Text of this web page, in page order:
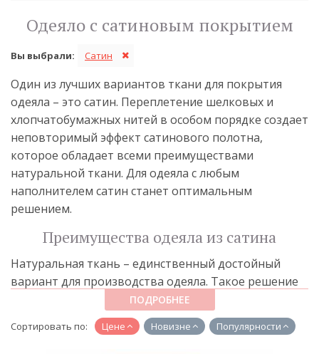
Одеяло с сатиновым покрытием
Вы выбрали: Сатин
Один из лучших вариантов ткани для покрытия
одеяла – это сатин. Переплетение шелковых и
хлопчатобумажных нитей в особом порядке создает
неповторимый эффект сатинового полотна,
которое обладает всеми преимуществами
натуральной ткани. Для одеяла с любым
наполнителем сатин станет оптимальным
решением.
Преимущества одеяла из сатина
Натуральная ткань – единственный достойный
вариант для производства одеяла. Такое решение
не вызовет аллергию, позволит одеялу дышать и
подчеркнет все положительные черты
наполнителя. Даже самый хороший пух или
ПОДРОБНЕЕ
Сортировать по: Цене Новизне Популярности